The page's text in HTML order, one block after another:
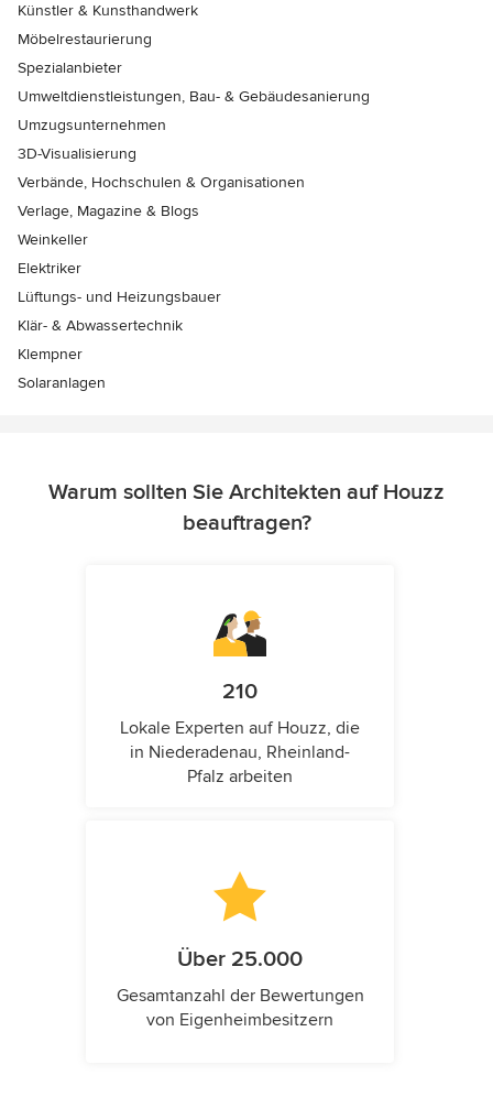
Künstler & Kunsthandwerk
Möbelrestaurierung
Spezialanbieter
Umweltdienstleistungen, Bau- & Gebäudesanierung
Umzugsunternehmen
3D-Visualisierung
Verbände, Hochschulen & Organisationen
Verlage, Magazine & Blogs
Weinkeller
Elektriker
Lüftungs- und Heizungsbauer
Klär- & Abwassertechnik
Klempner
Solaranlagen
Warum sollten Sie Architekten auf Houzz
beauftragen?
210
Lokale Experten auf Houzz, die
in Niederadenau, Rheinland-
Pfalz arbeiten
Über 25.000
Gesamtanzahl der Bewertungen
von Eigenheimbesitzern